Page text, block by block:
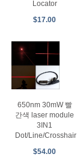
Locator
$17.00
650nm 30mW 빨
간색 laser module
3IN1
Dot/Line/Crosshair
$54.00